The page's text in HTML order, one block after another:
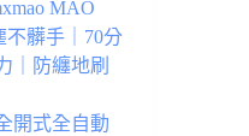
MAO
不髒手｜70分
｜防纏地刷
開式全自動